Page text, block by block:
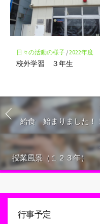
日々の活動の様子/2022年度
校外学習 ３年生
給食 始まりました！
授業風景（１２３年）
行事予定